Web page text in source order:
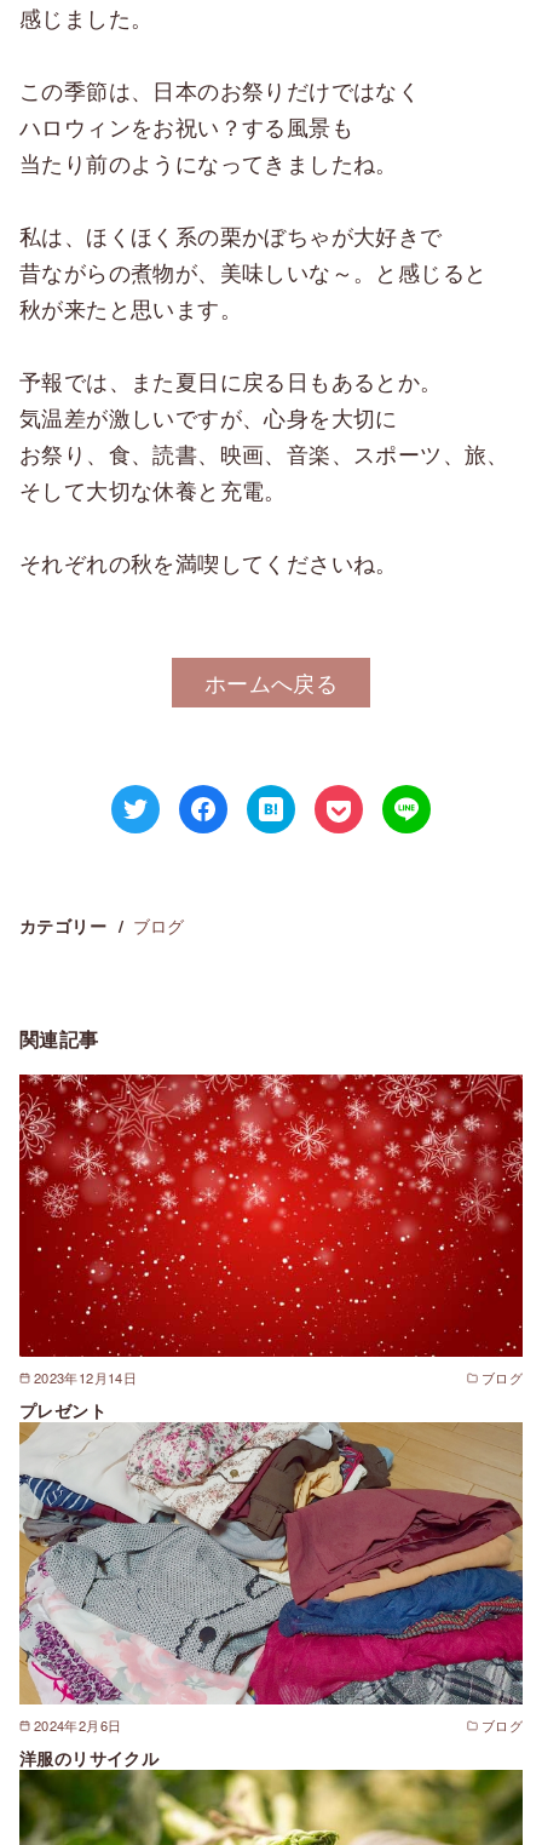
感じました。
この季節は、日本のお祭りだけではなく
ハロウィンをお祝い？する風景も
当たり前のようになってきましたね。
私は、ほくほく系の栗かぼちゃが大好きで
昔ながらの煮物が、美味しいな～。と感じると
秋が来たと思います。
予報では、また夏日に戻る日もあるとか。
気温差が激しいですが、心身を大切に
お祭り、食、読書、映画、音楽、スポーツ、旅、
そして大切な休養と充電。
それぞれの秋を満喫してくださいね。
ホームへ戻る
カテゴリー ブログ
関連記事
2023年12月14日 ブログ
プレゼント
2024年2月6日 ブログ
洋服のリサイクル